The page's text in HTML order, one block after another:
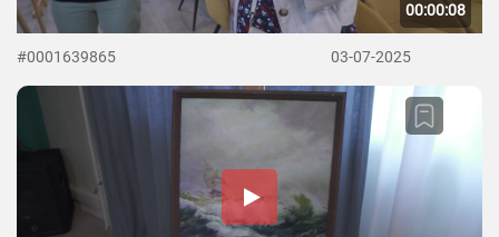
00:00:08
#0001639865 03-07-2025